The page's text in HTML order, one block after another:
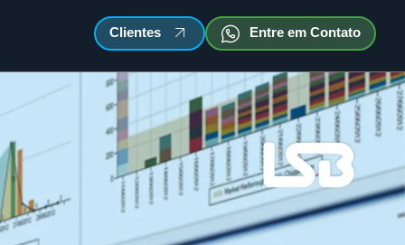
Clientes Entre em Contato